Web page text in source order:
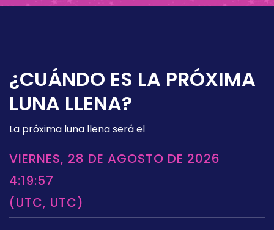
¿CUÁNDO ES LA PRÓXIMA
LUNA LLENA?
La próxima luna llena será el
VIERNES, 28 DE AGOSTO DE 2026
4:19:57
(UTC, UTC)